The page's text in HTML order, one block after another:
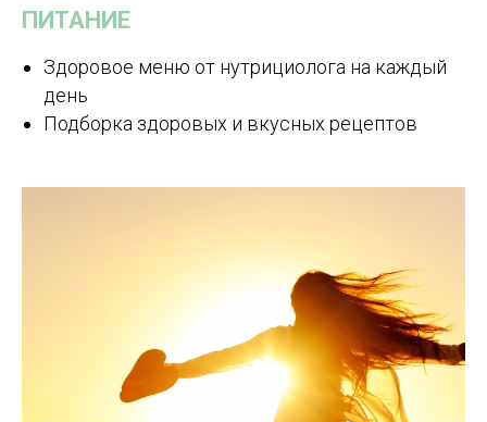
ПИТАНИЕ
Здоровое меню от нутрициолога на каждый
день
Подборка здоровых и вкусных рецептов